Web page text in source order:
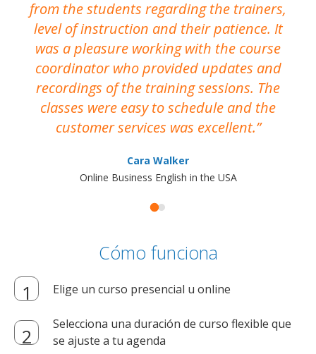
from the students regarding the trainers,
level of instruction and their patience. It
was a pleasure working with the course
coordinator who provided updates and
recordings of the training sessions. The
classes were easy to schedule and the
customer services was excellent.
Cara Walker
Online Business English in the USA
Cómo funciona
Elige un curso presencial u online
Selecciona una duración de curso flexible que
se ajuste a tu agenda